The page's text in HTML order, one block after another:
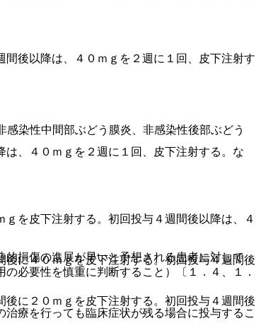
染性中間部ぶどう膜炎、非感染性後部ぶどう
損傷の進展が早いと予想される患者に対して
必要性を慎重に判断すること）〔１．４、１．
療を行っても臨床症状が残る場合に投与するこ
後以降は、４０ｍｇを２週に１回、皮下注射す
、４０ｍｇを２週に１回、皮下注射する。な
を皮下注射する。初回投与４週間後以降は、４
に４０ｍｇを皮下注射する。初回投与４週間後
に２０ｍｇを皮下注射する。初回投与４週間後